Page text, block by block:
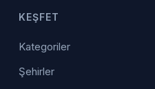
KEŞFET
Kategoriler
Şehirler